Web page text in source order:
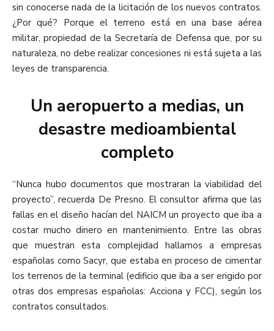
sin conocerse nada de la licitación de los nuevos contratos.
¿Por qué? Porque el terreno está en una base aérea
militar, propiedad de la Secretaría de Defensa que, por su
naturaleza, no debe realizar concesiones ni está sujeta a las
leyes de transparencia.
Un aeropuerto a medias, un
desastre medioambiental
completo
“Nunca hubo documentos que mostraran la viabilidad del
proyecto”, recuerda De Presno. El consultor afirma que las
fallas en el diseño hacían del NAICM un proyecto que iba a
costar mucho dinero en mantenimiento. Entre las obras
que muestran esta complejidad hallamos a empresas
españolas como Sacyr, que estaba en proceso de cimentar
los terrenos de la terminal (edificio que iba a ser erigido por
otras dos empresas españolas: Acciona y FCC), según los
contratos consultados.